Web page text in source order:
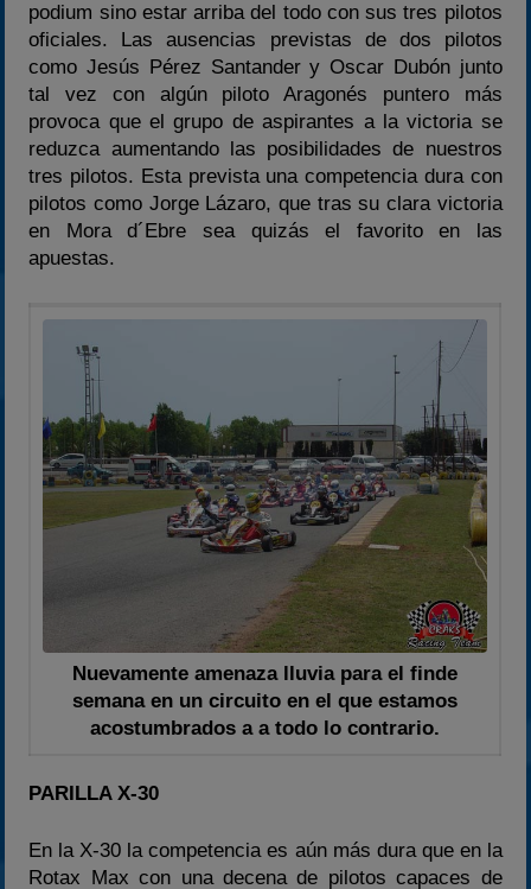
podium sino estar arriba del todo con sus tres pilotos
oficiales. Las ausencias previstas de dos pilotos
como Jesús Pérez Santander y Oscar Dubón junto
tal vez con algún piloto Aragonés puntero más
provoca que el grupo de aspirantes a la victoria se
reduzca aumentando las posibilidades de nuestros
tres pilotos. Esta prevista una competencia dura con
pilotos como Jorge Lázaro, que tras su clara victoria
en Mora d´Ebre sea quizás el favorito en las
apuestas.
Nuevamente amenaza lluvia para el finde
semana en un circuito en el que estamos
acostumbrados a a todo lo contrario.
PARILLA X-30
En la X-30 la competencia es aún más dura que en la
Rotax Max con una decena de pilotos capaces de